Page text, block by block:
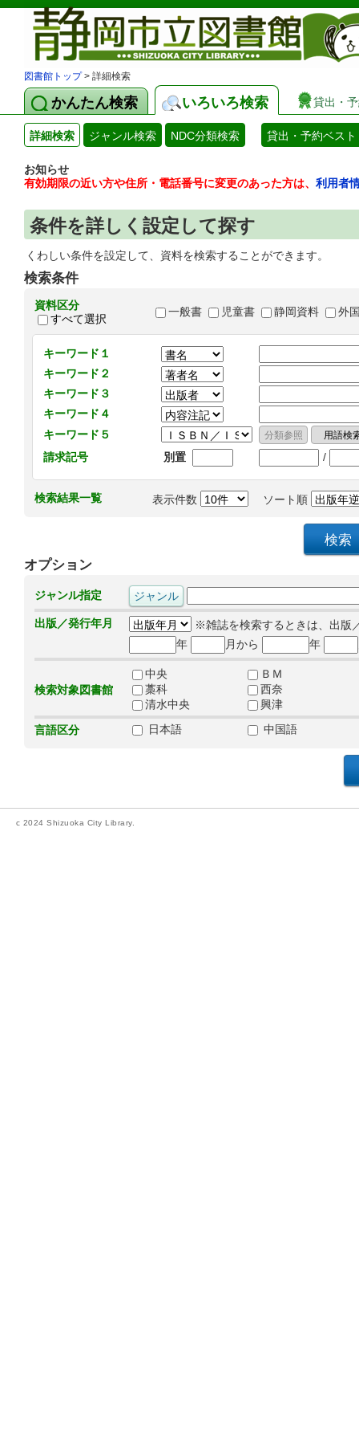
図書館トップ> 詳細検索
かんたん検索 いろいろ検索 貸出・
詳細検索 ジャンル検索 NDC分類検索 貸出・予約ベスト
お知らせ
有効期限の近い方や住所・電話番号に変更のあった方は、 利用者
条件を詳しく設定して探す
くわしい条件を設定して、資料を検索することができます。
検索条件
資料区分
すべて選択
一般書 児童書 静岡資料 外
キーワード１
キーワード２
キーワード３
キーワード４
キーワード５
請求記号
別置 /
検索結果一覧 表示件数 ソート順
オプション
ジャンル指定
出版／発行年月
※雑誌を検索するときは、出版
年
月から 年
検索対象図書館
中央
ＢＭ
藁科
西奈
清水中央
興津
言語区分
日本語 中国語
c 2024 Shizuoka City Library.